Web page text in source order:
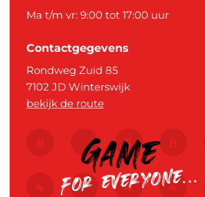
Ma t/m vr: 9:00 tot 17:00 uur
Contactgegevens
Rondweg Zuid 85
7102 JD Winterswijk
bekijk de route